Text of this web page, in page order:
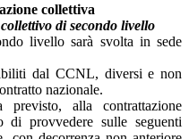
collettiva
di secondo livello
livello sarà svolta in sede
dal CCNL, diversi e non
nazionale.
alla contrattazione
di provvedere sulle seguenti